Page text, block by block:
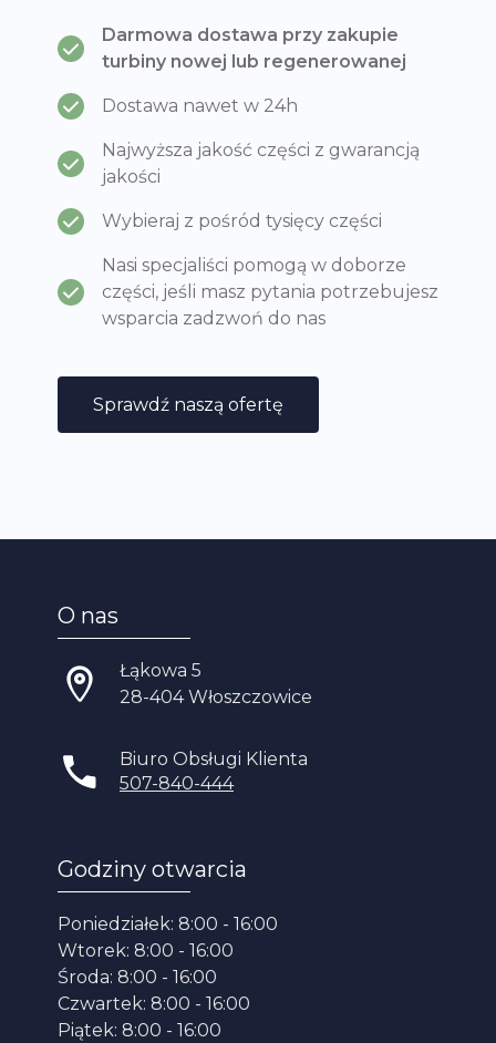
Darmowa dostawa przy zakupie
turbiny nowej lub regenerowanej
Dostawa nawet w 24h
Najwyższa jakość części z gwarancją
jakości
Wybieraj z pośród tysięcy części
Nasi specjaliści pomogą w doborze
części, jeśli masz pytania potrzebujesz
wsparcia zadzwoń do nas
Sprawdź naszą ofertę
O nas
Łąkowa 5
28-404 Włoszczowice
Biuro Obsługi Klienta
507-840-444
Godziny otwarcia
Poniedziałek: 8:00 - 16:00
Wtorek: 8:00 - 16:00
Środa: 8:00 - 16:00
Czwartek: 8:00 - 16:00
Piątek: 8:00 - 16:00